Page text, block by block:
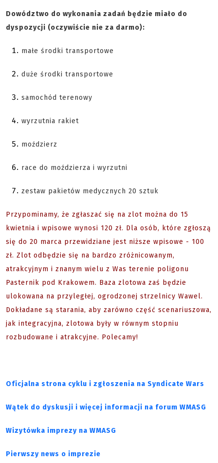
Dowództwo do wykonania zadań będzie miało do
dyspozycji (oczywiście nie za darmo):
małe środki transportowe
duże środki transportowe
samochód terenowy
wyrzutnia rakiet
moździerz
race do moździerza i wyrzutni
zestaw pakietów medycznych 20 sztuk
Przypominamy, że zgłaszać się na zlot można do 15
kwietnia i wpisowe wynosi 120 zł. Dla osób, które zgłoszą
się do 20 marca przewidziane jest niższe wpisowe - 100
zł. Zlot odbędzie się na bardzo zróżnicowanym,
atrakcyjnym i znanym wielu z Was terenie poligonu
Pasternik pod Krakowem. Baza zlotowa zaś będzie
ulokowana na przyległej, ogrodzonej strzelnicy Wawel.
Dokładane są starania, aby zarówno część scenariuszowa,
jak integracyjna, zlotowa były w równym stopniu
rozbudowane i atrakcyjne. Polecamy!
Oficjalna strona cyklu i zgłoszenia na Syndicate Wars
Wątek do dyskusji i więcej informacji na forum WMASG
Wizytówka imprezy na WMASG
Pierwszy news o imprezie